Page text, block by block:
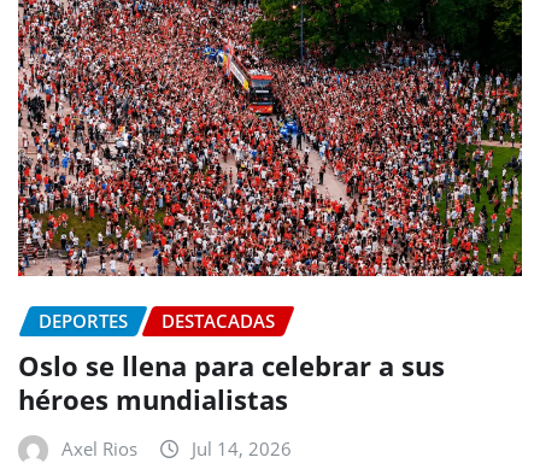
DEPORTES DESTACADAS
Oslo se llena para celebrar a sus
héroes mundialistas
Axel Rios Jul 14, 2026